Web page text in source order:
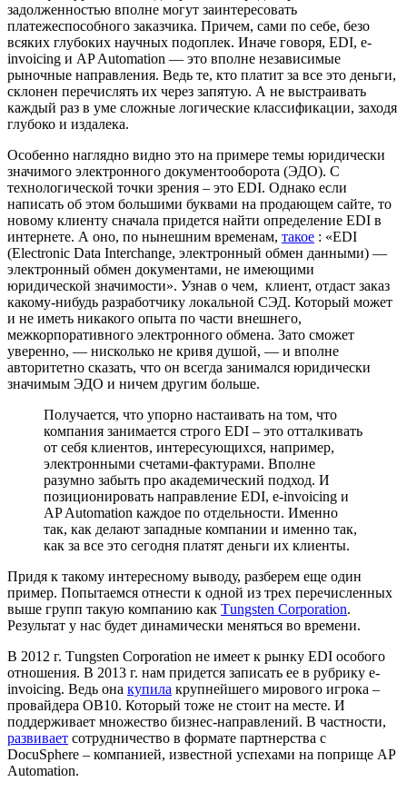
задолженностью вполне могут заинтересовать
платежеспособного заказчика. Причем, сами по себе, безо
всяких глубоких научных подоплек. Иначе говоря, EDI, e-
invoicing и AP Automation — это вполне независимые
рыночные направления. Ведь те, кто платит за все это деньги,
склонен перечислять их через запятую. А не выстраивать
каждый раз в уме сложные логические классификации, заходя
глубоко и издалека.
Особенно наглядно видно это на примере темы юридически
значимого электронного документооборота (ЭДО). С
технологической точки зрения – это EDI. Однако если
написать об этом большими буквами на продающем сайте, то
новому клиенту сначала придется найти определение EDI в
интернете. А оно, по нынешним временам, такое : «EDI
(Electronic Data Interchange, электронный обмен данными) —
электронный обмен документами, не имеющими
юридической значимости». Узнав о чем, клиент, отдаст заказ
какому-нибудь разработчику локальной СЭД. Который может
и не иметь никакого опыта по части внешнего,
межкорпоративного электронного обмена. Зато сможет
уверенно, — нисколько не кривя душой, — и вполне
авторитетно сказать, что он всегда занимался юридически
значимым ЭДО и ничем другим больше.
Получается, что упорно настаивать на том, что
компания занимается строго EDI – это отталкивать
от себя клиентов, интересующихся, например,
электронными счетами-фактурами. Вполне
разумно забыть про академический подход. И
позиционировать направление EDI, e-invoicing и
AP Automation каждое по отдельности. Именно
так, как делают западные компании и именно так,
как за все это сегодня платят деньги их клиенты.
Придя к такому интересному выводу, разберем еще один
пример. Попытаемся отнести к одной из трех перечисленных
выше групп такую компанию как Тungsten Corporation.
Результат у нас будет динамически меняться во времени.
В 2012 г. Тungsten Corporation не имеет к рынку EDI особого
отношения. В 2013 г. нам придется записать ее в рубрику e-
invoicing. Ведь она купила крупнейшего мирового игрока –
провайдера OB10. Который тоже не стоит на месте. И
поддерживает множество бизнес-направлений. В частности,
развивает сотрудничество в формате партнерства с
DocuSphere – компанией, известной успехами на поприще AP
Automation.